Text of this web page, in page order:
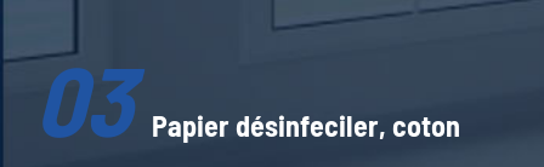
03 Papier désinfeciler, coton